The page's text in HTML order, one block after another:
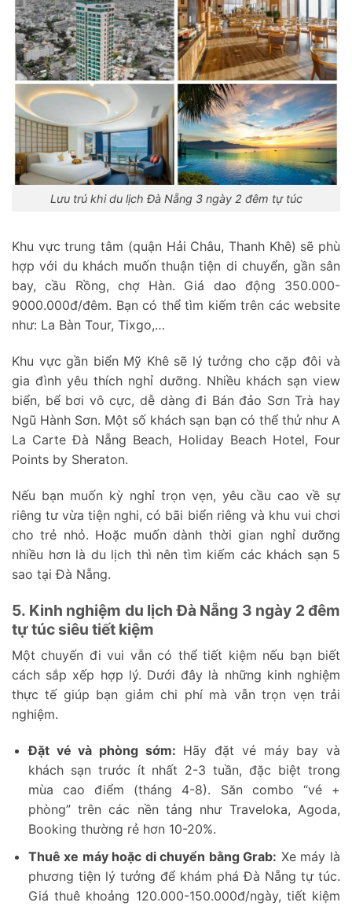
Lưu trú khi du lịch Đà Nẵng 3 ngày 2 đêm tự túc
Khu vực trung tâm (quận Hải Châu, Thanh Khê) sẽ phù
hợp với du khách muốn thuận tiện di chuyển, gần sân
bay, cầu Rồng, chợ Hàn. Giá dao động 350.000-
9000.000đ/đêm. Bạn có thể tìm kiếm trên các website
như: La Bàn Tour, Tixgo,…
Khu vực gần biển Mỹ Khê sẽ lý tưởng cho cặp đôi và
gia đình yêu thích nghỉ dưỡng. Nhiều khách sạn view
biển, bể bơi vô cực, dễ dàng đi Bán đảo Sơn Trà hay
Ngũ Hành Sơn. Một số khách sạn bạn có thể thử như A
La Carte Đà Nẵng Beach, Holiday Beach Hotel, Four
Points by Sheraton.
Nếu bạn muốn kỳ nghỉ trọn vẹn, yêu cầu cao về sự
riêng tư vừa tiện nghi, có bãi biển riêng và khu vui chơi
cho trẻ nhỏ. Hoặc muốn dành thời gian nghỉ dưỡng
nhiều hơn là du lịch thì nên tìm kiếm các khách sạn 5
sao tại Đà Nẵng.
5. Kinh nghiệm du lịch Đà Nẵng 3 ngày 2 đêm
tự túc siêu tiết kiệm
Một chuyến đi vui vẫn có thể tiết kiệm nếu bạn biết
cách sắp xếp hợp lý. Dưới đây là những kinh nghiệm
thực tế giúp bạn giảm chi phí mà vẫn trọn vẹn trải
nghiệm.
Đặt vé và phòng sớm: Hãy đặt vé máy bay và
khách sạn trước ít nhất 2-3 tuần, đặc biệt trong
mùa cao điểm (tháng 4-8). Săn combo “vé +
phòng” trên các nền tảng như Traveloka, Agoda,
Booking thường rẻ hơn 10-20%.
Thuê xe máy hoặc di chuyển bằng Grab: Xe máy là
phương tiện lý tưởng để khám phá Đà Nẵng tự túc.
Giá thuê khoảng 120.000-150.000đ/ngày, tiết kiệm